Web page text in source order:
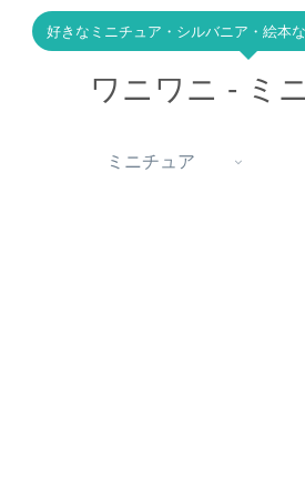
好きなミニチュア・シルバニア・絵本
ワニワニ - ミ
ミニチュア